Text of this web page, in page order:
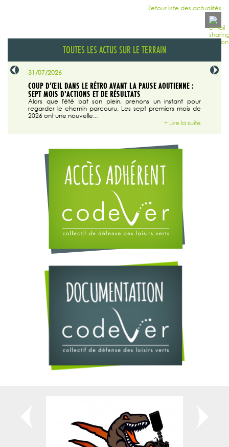
Retour liste des actualités
TOUTES LES ACTUS SUR LE TERRAIN
31/07/2026
COUP D’ŒIL DANS LE RÉTRO AVANT LA PAUSE AOUTIENNE :
SEPT MOIS D'ACTIONS ET DE RÉSULTATS
Alors que l'été bat son plein, prenons un instant pour
regarder le chemin parcouru. Les sept premiers mois de
2026 ont une nouvelle...
+ Lire la suite
29/07/